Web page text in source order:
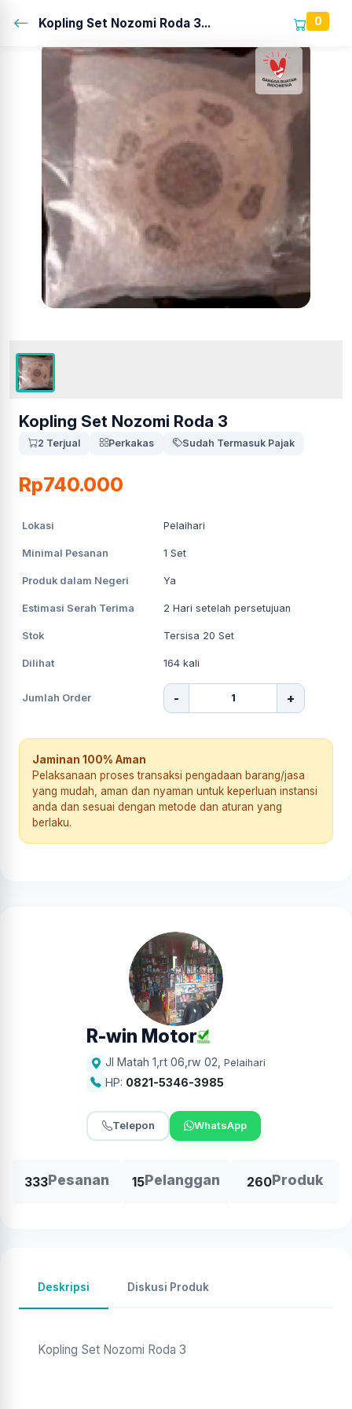
Kopling Set Nozomi Roda 3... 0
Kopling Set Nozomi Roda 3
2 Terjual Perkakas Sudah Termasuk Pajak
Rp740.000
Lokasi Pelaihari
Minimal Pesanan 1 Set
Produk dalam Negeri Ya
Estimasi Serah Terima 2 Hari setelah persetujuan
Stok Tersisa 20 Set
Dilihat 164 kali
Jumlah Order - +
Jaminan 100% Aman
Pelaksanaan proses transaksi pengadaan barang/jasa
yang mudah, aman dan nyaman untuk keperluan instansi
anda dan sesuai dengan metode dan aturan yang
berlaku.
R-win Motor
Jl Matah 1,rt 06,rw 02 Pelaihari
HP: 0821-5346-3985
Telepon WhatsApp
333Pesanan 15Pelanggan 260Produk
Deskripsi Diskusi Produk
Kopling Set Nozomi Roda 3